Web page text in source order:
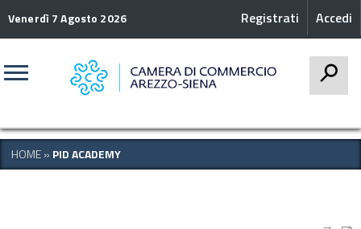
Venerdì 7 Agosto 2026 Accedi
Registrati
HOME» PID ACADEMY